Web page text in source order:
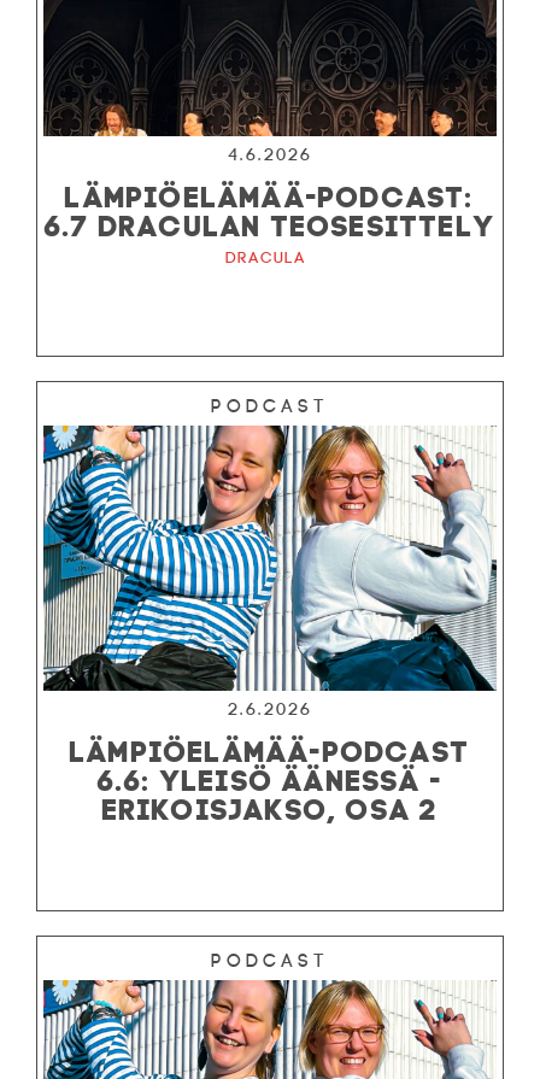
4.6.2026
LÄMPIÖELÄMÄÄ-PODCAST:
6.7 DRACULAN TEOSESITTELY
Dracula
Podcast
2.6.2026
LÄMPIÖELÄMÄÄ-PODCAST
6.6: YLEISÖ ÄÄNESSÄ -
ERIKOISJAKSO, OSA 2
Podcast